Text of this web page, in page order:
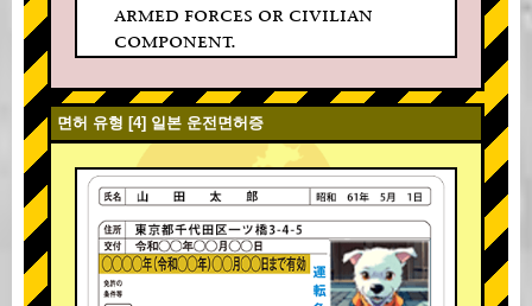
armed forces or civilian
component.
면허 유형 [4] 일본 운전면허증